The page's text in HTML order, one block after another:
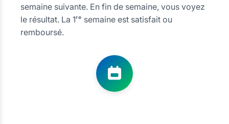
semaine suivante. En fin de semaine, vous voyez
le résultat. La 1ʳᵉ semaine est satisfait ou
remboursé.